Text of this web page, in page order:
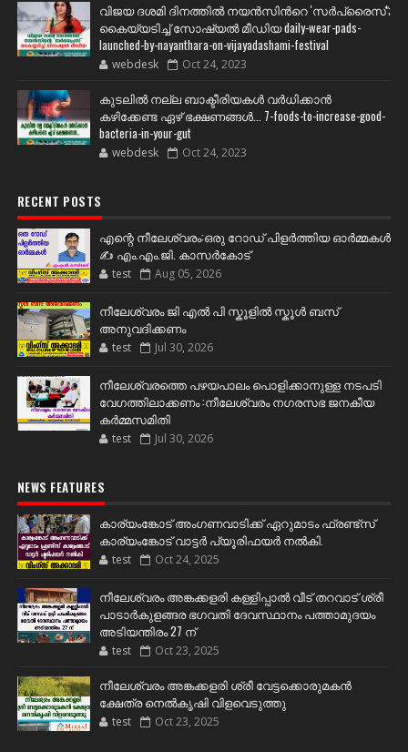
വിജയ ദശമി ദിനത്തില്‍ നയന്‍സിന്‍റെ 'സര്‍പ്രൈസ്';
കൈയ്യടിച്ച് സോഷ്യല്‍ മീഡിയ daily-wear-pads-
launched-by-nayanthara-on-vijayadashami-festival
webdesk Oct 24, 2023
കുടലിൽ നല്ല ബാക്ടീരിയകൾ വര്‍ധിക്കാന്‍
കഴിക്കേണ്ട ഏഴ് ഭക്ഷണങ്ങള്‍... 7-foods-to-increase-good-
bacteria-in-your-gut
webdesk Oct 24, 2023
RECENT POSTS
എന്റെ നീലേശ്വരം:ഒരു റോഡ് പിളർത്തിയ ഓർമ്മകൾ
✍️ എം.എം.ജി. കാസർകോട്
test Aug 05, 2026
നീലേശ്വരം ജി എൽ പി സ്കൂളിൽ സ്കൂൾ ബസ്
അനുവദിക്കണം
test Jul 30, 2026
നീലേശ്വരത്തെ പഴയപാലം പൊളിക്കാനുള്ള നടപടി
വേഗത്തിലാക്കണം :നീലേശ്വരം നഗരസഭ ജനകീയ
കർമ്മസമിതി
test Jul 30, 2026
NEWS FEATURES
കാര്യംങ്കോട് അംഗണവാടിക്ക് ഏറുമാടം ഫ്രണ്ട്സ്
കാര്യംങ്കോട് വാട്ടർ പ്യൂരിഫയർ നൽകി.
test Oct 24, 2025
നീലേശ്വരം അങ്കക്കളരി കള്ളിപ്പാൽ വീട് തറവാട് ശ്രീ
പാടാർകുളങ്ങര ഭഗവതി ദേവസ്ഥാനം പത്താമുദയം
അടിയന്തിരം 27 ന്
test Oct 23, 2025
നീലേശ്വരം അങ്കക്കളരി ശ്രീ വേട്ടക്കൊരുമകൻ
ക്ഷേത്ര നെൽകൃഷി വിളവെടുത്തു
test Oct 23, 2025